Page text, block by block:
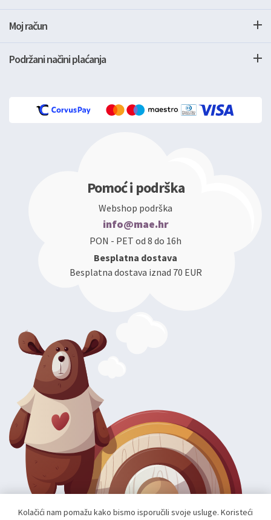
Moj račun
Podržani načini plaćanja
Pomoć i podrška
Webshop podrška
info@mae.hr
PON - PET od 8 do 16h
Besplatna dostava
Besplatna dostava iznad 70 EUR
Kolačići nam pomažu kako bismo isporučili svoje usluge. Koristeći